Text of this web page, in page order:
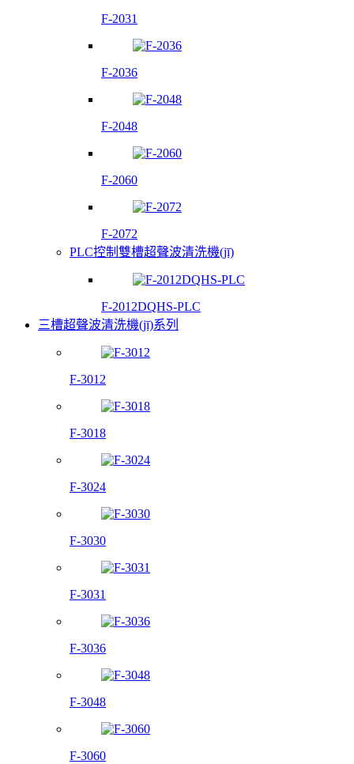
F-2031
F-2036
F-2048
F-2060
F-2072
PLC控制雙槽超聲波清洗機(jī)
F-2012DQHS-PLC
三槽超聲波清洗機(jī)系列
F-3012
F-3018
F-3024
F-3030
F-3031
F-3036
F-3048
F-3060